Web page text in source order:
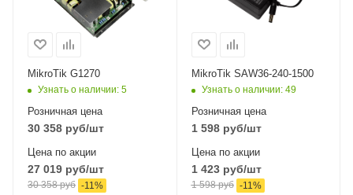
MikroTik G1270
Узнать о наличии: 5
Розничная цена
30 358 руб/шт
Цена по акции
27 019 руб/шт
30 358руб -11 %
MikroTik SAW36-240-1500
Узнать о наличии: 49
Розничная цена
1 598руб/шт
Цена по акции
1 423руб/шт
1 598руб -11 %